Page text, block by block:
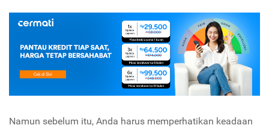
Namun sebelum itu, Anda harus memperhatikan keadaan